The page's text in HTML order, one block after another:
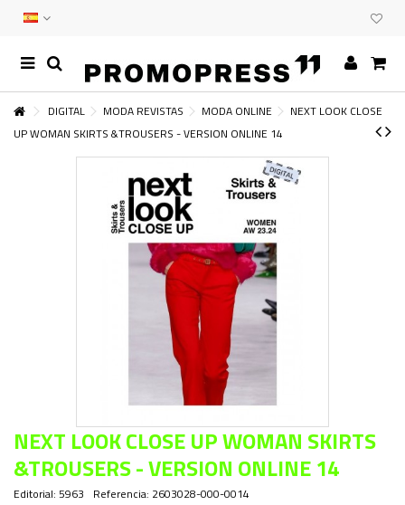
DIGITAL MODA REVISTAS MODA ONLINE
NEXT LOOK CLOSE
UP WOMAN SKIRTS &TROUSERS - VERSION ONLINE 14
NEXT LOOK CLOSE UP WOMAN SKIRTS
&TROUSERS - VERSION ONLINE 14
Editorial: 5963 Referencia: 2603028-000-0014